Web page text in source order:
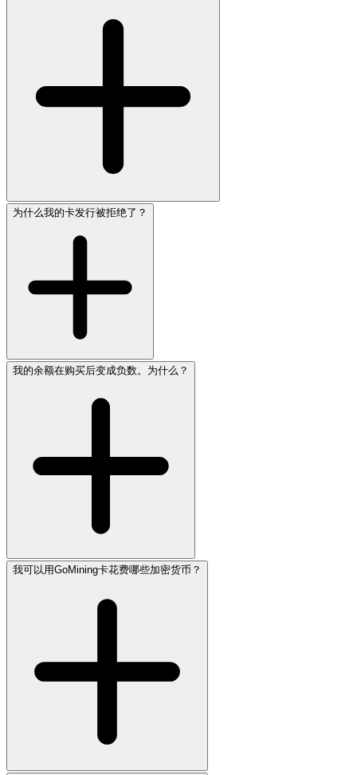
为什么我的卡发行被拒绝了？
我的余额在购买后变成负数。为什么？
我可以用GoMining卡花费哪些加密货币？